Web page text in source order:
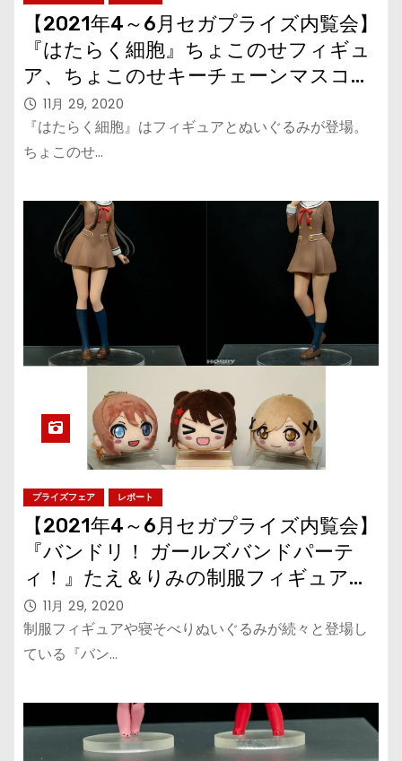
【2021年4～6月セガプライズ内覧会】
『はたらく細胞』ちょこのせフィギュ
ア、ちょこのせキーチェーンマスコッ
ト11月 29, 2020
『はたらく細胞』はフィギュアとぬいぐるみが登場。
ちょこのせ…
プライズフェア レポート
【2021年4～6月セガプライズ内覧会】
『バンドリ！ ガールズバンドパーテ
ィ！』たえ＆りみの制服フィギュア、
Poppin’Partyの制服寝そべりぬいぐる
み
11月 29, 2020
制服フィギュアや寝そべりぬいぐるみが続々と登場し
ている『バン…